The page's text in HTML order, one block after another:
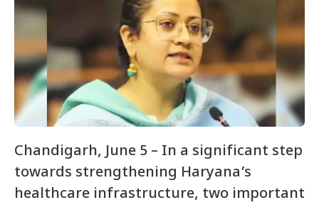
Chandigarh, June 5 – In a significant step
towards strengthening Haryana’s
healthcare infrastructure, two important